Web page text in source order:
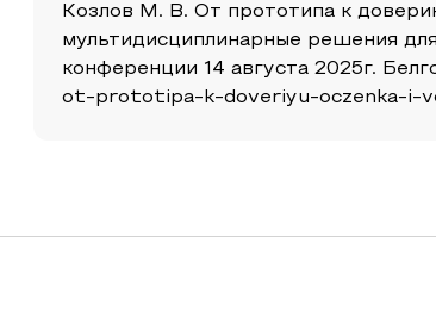
Козлов М. В. От прототипа к
мультидисциплинарные решения
конференции 14 августа 2025г.
ot-prototipa-k-doveriyu-oczenka-i-